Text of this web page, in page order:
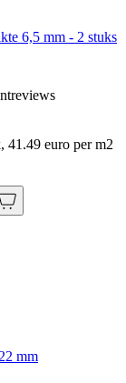
6,5 mm - 2 stuks
41.49 euro per m2
mm